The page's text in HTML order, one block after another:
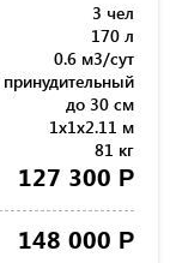
3 чел
170 л
0.6 м3/сут
принудительный
до 30 см
1x1x2.11 м
81 кг
127 300 Р
148 000 Р